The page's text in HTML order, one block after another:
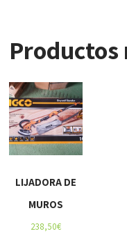
LIJADORA DE
MUROS
238,50€